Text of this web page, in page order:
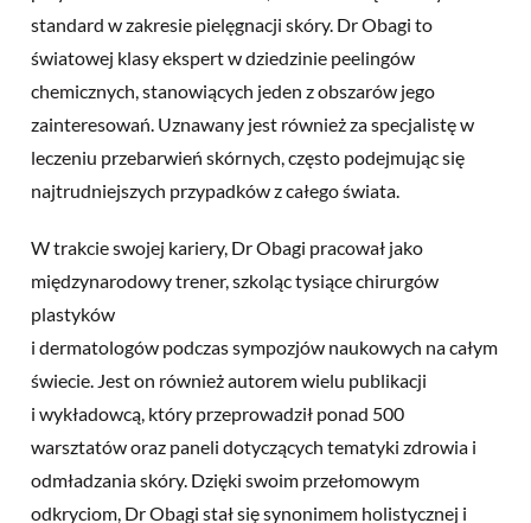
standard w zakresie pielęgnacji skóry. Dr Obagi to
światowej klasy ekspert w dziedzinie peelingów
chemicznych, stanowiących jeden z obszarów jego
zainteresowań. Uznawany jest również za specjalistę w
leczeniu przebarwień skórnych, często podejmując się
najtrudniejszych przypadków z całego świata.
W trakcie swojej kariery, Dr Obagi pracował jako
międzynarodowy trener, szkoląc tysiące chirurgów
plastyków
i dermatologów podczas sympozjów naukowych na całym
świecie. Jest on również autorem wielu publikacji
i wykładowcą, który przeprowadził ponad 500
warsztatów oraz paneli dotyczących tematyki zdrowia i
odmładzania skóry. Dzięki swoim przełomowym
odkryciom, Dr Obagi stał się synonimem holistycznej i